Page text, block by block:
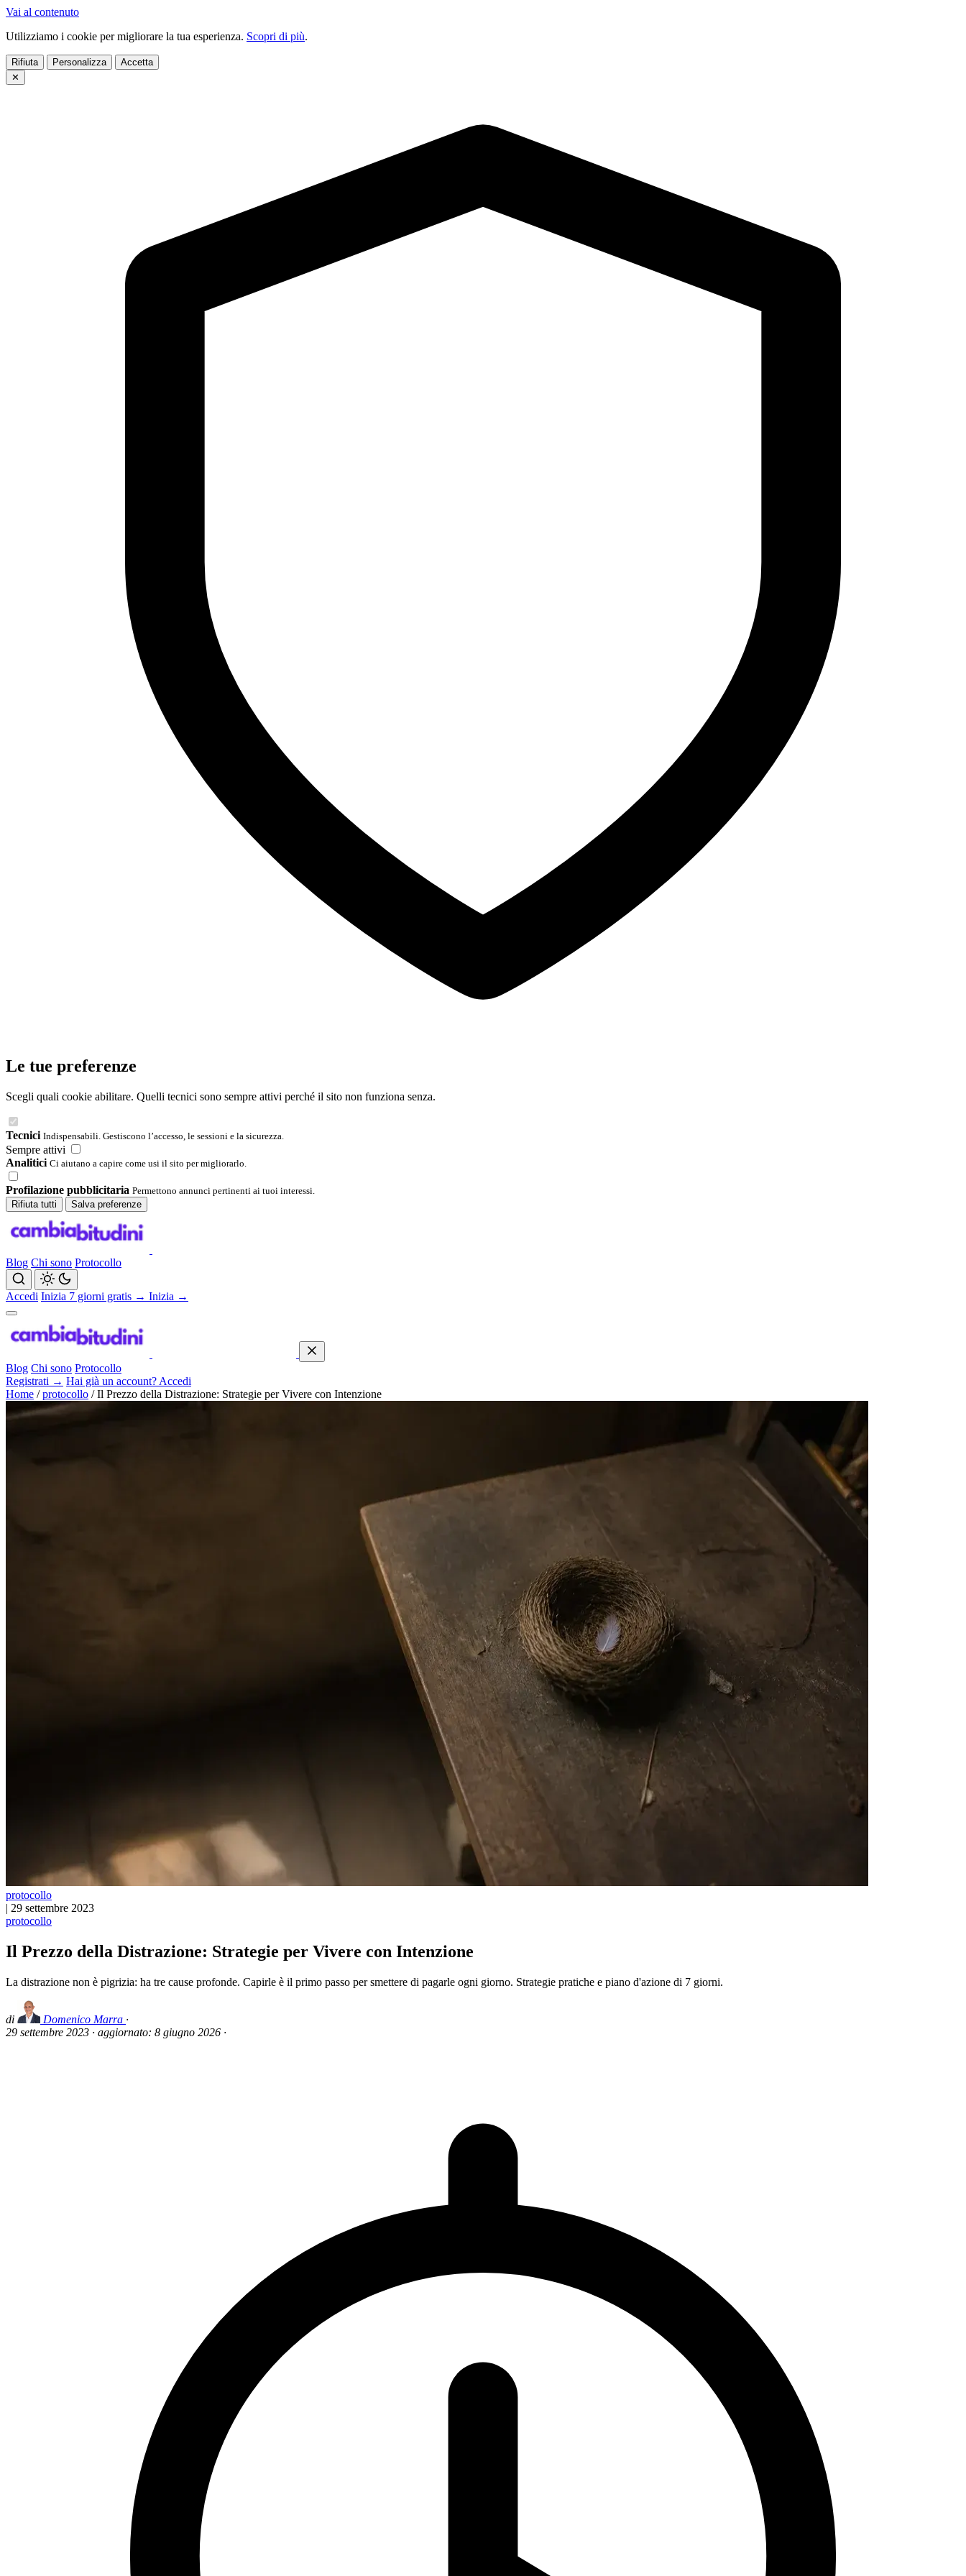
Vai al contenuto
Utilizziamo i cookie per migliorare la tua esperienza. Scopri di più.
Rifiuta Personalizza
Accetta
✕
Le tue preferenze
Scegli quali cookie abilitare. Quelli tecnici sono sempre attivi perché il sito non funziona senza.
Tecnici Indispensabili. Gestiscono l’accesso, le sessioni e la sicurezza.
Sempre attivi
Analitici Ci aiutano a capire come usi il sito per migliorarlo.
Profilazione pubblicitaria Permettono annunci pertinenti ai tuoi interessi.
Rifiuta tutti
Salva preferenze
Blog Chi sono Protocollo
Accedi Inizia 7 giorni gratis → Inizia →
Blog Chi sono Protocollo
Registrati → Hai già un account? Accedi
Home / protocollo / Il Prezzo della Distrazione: Strategie per Vivere con Intenzione
protocollo
| 29 settembre 2023
protocollo
Il Prezzo della Distrazione: Strategie per Vivere con Intenzione
La distrazione non è pigrizia: ha tre cause profonde. Capirle è il primo passo per smettere di pagarle ogni giorno. Strategie pratiche e piano d'azione di 7 giorni.
di Domenico Marra ·
29 settembre 2023 · aggiornato: 8 giugno 2026 ·